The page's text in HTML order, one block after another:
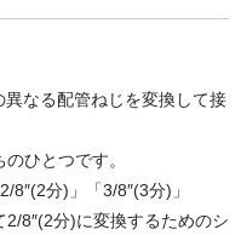
なる配管ねじを変換して接
ひとつです。
8″(2分)」「3/8″(3分)」
2/8″(2分)に変換するためのシ